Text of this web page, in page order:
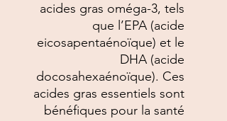
acides gras oméga-3, tels
que l’EPA (acide
eicosapentaénoïque) et le
DHA (acide
docosahexaénoïque). Ces
acides gras essentiels sont
bénéfiques pour la santé